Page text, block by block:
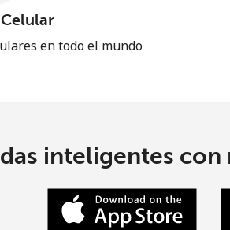
en todo el mundo
inteligentes